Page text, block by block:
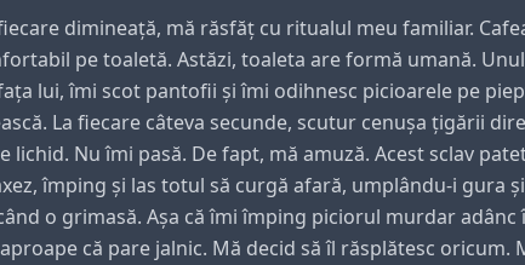
dimineață, mă răsfăț cu ritualul meu familiar.
pe toaletă. Astăzi, toaleta are formă umană.
lui, îmi scot pantofii și îmi odihnesc picioarele pe
La fiecare câteva secunde, scutur cenușa țigării
lichid. Nu îmi pasă. De fapt, mă amuză. Acest sclav
împing și las totul să curgă afară, umplându-i gura
o grimasă. Așa că îmi împing piciorul murdar
că pare jalnic. Mă decid să îl răsplătesc